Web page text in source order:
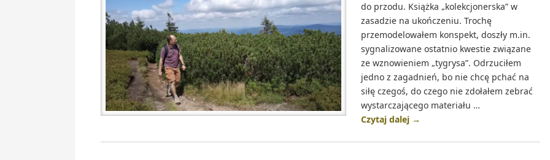
do przodu. Książka „kolekcjonerska” w
zasadzie na ukończeniu. Trochę
przemodelowałem konspekt, doszły m.in.
sygnalizowane ostatnio kwestie związane
ze wznowieniem „tygrysa”. Odrzuciłem
jedno z zagadnień, bo nie chcę pchać na
siłę czegoś, do czego nie zdołałem zebrać
wystarczającego materiału …
Czytaj dalej →